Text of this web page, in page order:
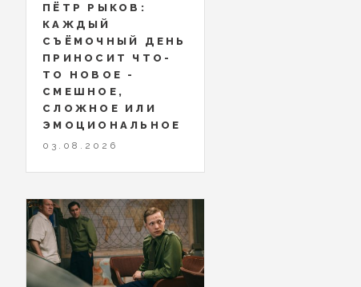
ПЁТР РЫКОВ:
КАЖДЫЙ
СЪЁМОЧНЫЙ ДЕНЬ
ПРИНОСИТ ЧТО-
ТО НОВОЕ -
СМЕШНОЕ,
СЛОЖНОЕ ИЛИ
ЭМОЦИОНАЛЬНОЕ
03.08.2026